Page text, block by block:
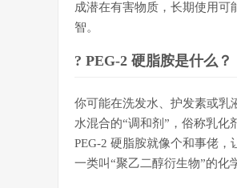
成潜在有害物质，长期使用
智。
? PEG-2 硬脂胺是什么？
你可能在洗发水、护发素或乳
水混合的“调和剂”，俗称乳化
PEG-2 硬脂胺就像个和事佬
一类叫“聚乙二醇衍生物”的化